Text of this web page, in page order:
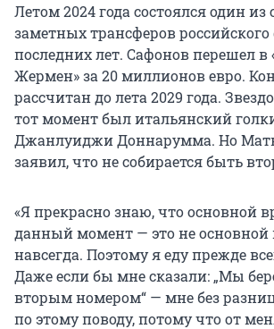
Летом 2024 года состоялся один
заметных трансферов российского
последних лет. Сафонов перешел в
Жермен» за 20 миллионов евро.
рассчитан до лета 2029 года.
тот момент был итальянский
Джанлуиджи Доннарумма. Но
заявил, что не собирается быть
«Я прекрасно знаю, что основной
данный момент — это не основной
навсегда. Поэтому я еду прежде
Даже если бы мне сказали: „Мы
вторым номером“ — мне без
по этому поводу, потому что от